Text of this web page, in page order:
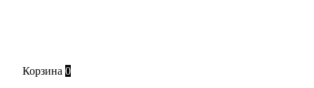
Корзина 0